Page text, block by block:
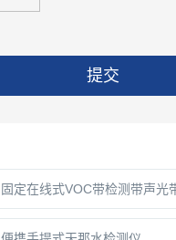
提交
固定在线式VOC带检测带声光